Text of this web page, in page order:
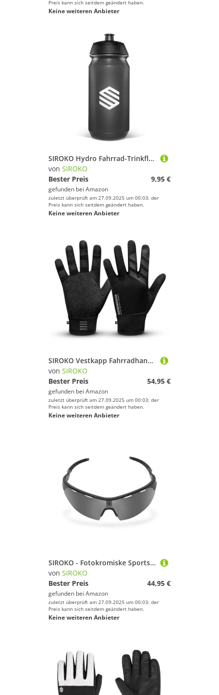
Preis kann sich seitdem geändert haben.
Keine weiteren Anbieter
SIROKO Hydro Fahrrad-Trinkflasche, Schwarz
von SIROKO
Bester Preis
9,95 €
gefunden bei Amazon
zuletzt überprüft am 27.09.2025 um 00:03; der
Preis kann sich seitdem geändert haben.
Keine weiteren Anbieter
SIROKO Vestkapp Fahrradhandschuhe für den Winter, Schwarz, Größe M
von SIROKO
Bester Preis
54,95 €
gefunden bei Amazon
zuletzt überprüft am 27.09.2025 um 00:03; der
Preis kann sich seitdem geändert haben.
Keine weiteren Anbieter
SIROKO - Fotokromiske Sportsbriller K3s PhotoChromic La PalmaSchwarz
von SIROKO
Bester Preis
44,95 €
gefunden bei Amazon
zuletzt überprüft am 27.09.2025 um 00:03; der
Preis kann sich seitdem geändert haben.
Keine weiteren Anbieter